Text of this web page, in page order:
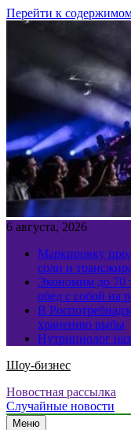
Перейти к
6 августа, 2026
Маркировку
соли и
Экономим до 70
обед с собой на
В
хранению рыбы
Нутрициолог
Шоу-бизнес
Новостная рассылка
Случайные новости
Меню